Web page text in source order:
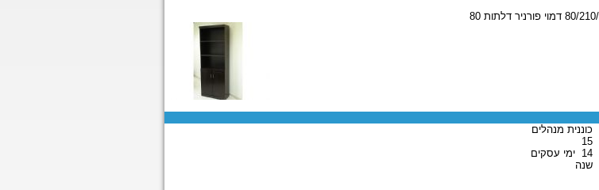
כוננית מנהלים
15
14 ימי עסקים
שנה